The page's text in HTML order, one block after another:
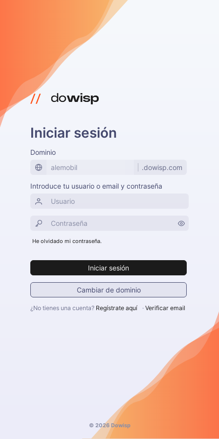
Iniciar sesión
Dominio
.dowisp.com
Introduce tu usuario o email y contraseña
He olvidado mi contraseña.
Iniciar sesión
Cambiar de dominio
¿No tienes una cuenta? Regístrate aquí · Verificar email
© 2026 Dowisp